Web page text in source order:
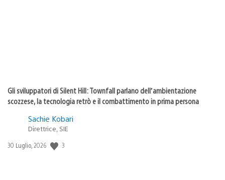
Gli sviluppatori di Silent Hill: Townfall parlano dell’ambientazione
scozzese, la tecnologia retrò e il combattimento in prima persona
Sachie Kobari
Direttrice, SIE
Data
30 Luglio, 2026 3